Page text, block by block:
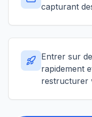
capturant
Entrer sur
rapidement
restructurer